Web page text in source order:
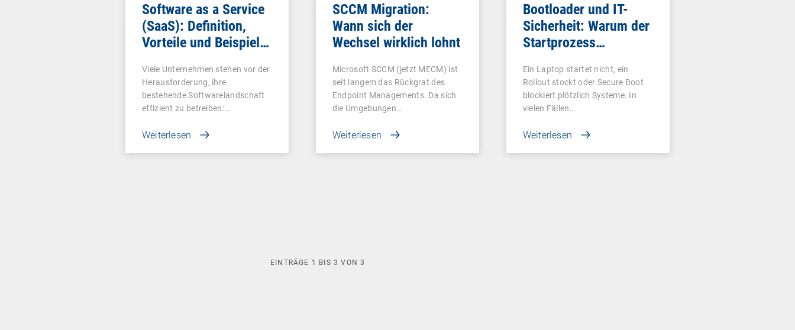
Software as a Service
(SaaS): Definition,
Vorteile und Beispiele
Viele Unternehmen stehen vor der
Herausforderung, ihre
bestehende Softwarelandschaft
effizient zu betreiben:…
Weiterlesen
SCCM Migration:
Wann sich der
Wechsel wirklich lohnt
Microsoft SCCM (jetzt MECM) ist
seit langem das Rückgrat des
Endpoint Managements. Da sich
die Umgebungen…
Weiterlesen
Bootloader und IT-
Sicherheit: Warum der
Startprozess
Ein Laptop startet nicht, ein
Rollout stockt oder Secure Boot
blockiert plötzlich Systeme. In
vielen Fällen…
Weiterlesen
EINTRÄGE 1 BIS3 VON3